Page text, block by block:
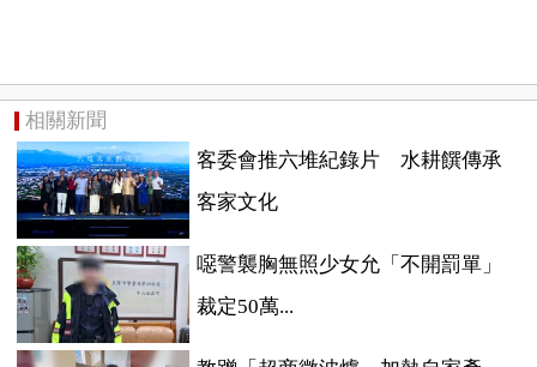
相關新聞
客委會推六堆紀錄片 水耕饌傳承
客家文化
噁警襲胸無照少女允「不開罰單」
裁定50萬...